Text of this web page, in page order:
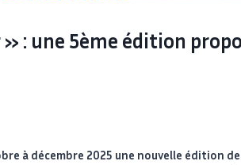
: une 5ème édition
à décembre 2025 une nouvelle édition